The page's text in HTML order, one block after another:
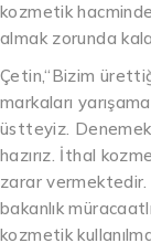
kozmetik
almak zorunda
Çetin,“Bizim
markaları
üstteyiz.
hazırız. İthal
zarar vermektedir.
bakanlık
kozmetik